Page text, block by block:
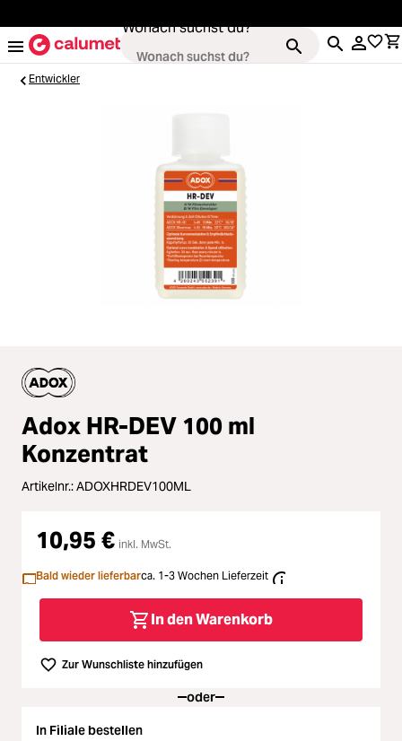
Wonach suchst du?
Objektive
Video & Drohnen
Stative & Gimbals
Loading...
Zubehör
Loading...
Licht & Studio
Loading...
Loading...
Ferngläser
Loading...
Second Hand
Loading...
SALE
Entwickler
Adox HR-DEV 100 ml
Konzentrat
Artikelnr.:ADOXHRDEV100ML
10,95 € inkl. MwSt.
Bald wieder lieferbarca. 1-3 Wochen Lieferzeit
In den Warenkorb
Zur Wunschliste hinzufügen
oder
In Filiale bestellen